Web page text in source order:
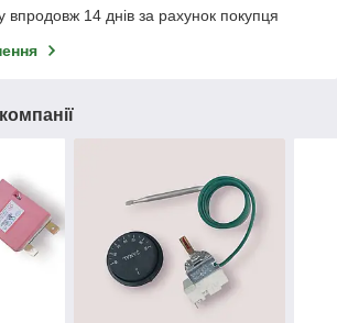
впродовж 14 днів за рахунок покупця